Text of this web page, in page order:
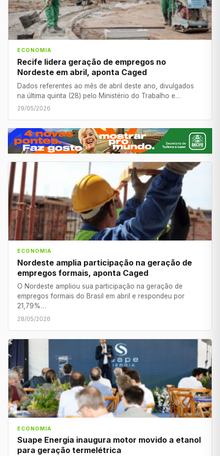
ECONOMIA
Recife lidera geração de empregos no
Nordeste em abril, aponta Caged
Dados referentes ao mês de abril deste ano, divulgados
na última quinta (28) pelo Ministério do Trabalho e…
29/05/2026
ECONOMIA
Nordeste amplia participação na geração de
empregos formais, aponta Caged
O Nordeste ampliou sua participação na geração de
empregos formais do Brasil em abril e respondeu por
21,79%…
28/05/2026
ECONOMIA
Suape Energia inaugura motor movido a etanol
para geração termelétrica